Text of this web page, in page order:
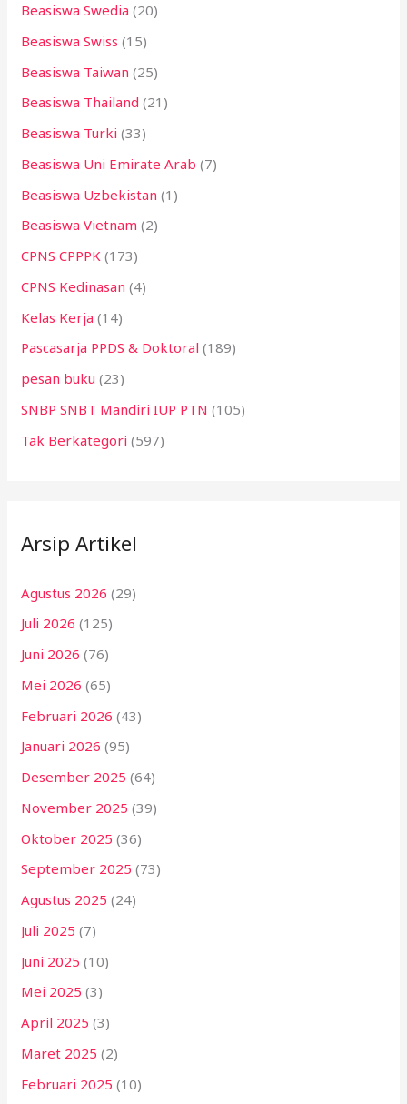
Beasiswa Swedia (20)
Beasiswa Swiss (15)
Beasiswa Taiwan (25)
Beasiswa Thailand (21)
Beasiswa Turki (33)
Beasiswa Uni Emirate Arab (7)
Beasiswa Uzbekistan (1)
Beasiswa Vietnam (2)
CPNS CPPPK (173)
CPNS Kedinasan (4)
Kelas Kerja (14)
Pascasarja PPDS & Doktoral (189)
pesan buku (23)
SNBP SNBT Mandiri IUP PTN (105)
Tak Berkategori (597)
Arsip Artikel
Agustus 2026 (29)
Juli 2026 (125)
Juni 2026 (76)
Mei 2026 (65)
Februari 2026 (43)
Januari 2026 (95)
Desember 2025 (64)
November 2025 (39)
Oktober 2025 (36)
September 2025 (73)
Agustus 2025 (24)
Juli 2025 (7)
Juni 2025 (10)
Mei 2025 (3)
April 2025 (3)
Maret 2025 (2)
Februari 2025 (10)